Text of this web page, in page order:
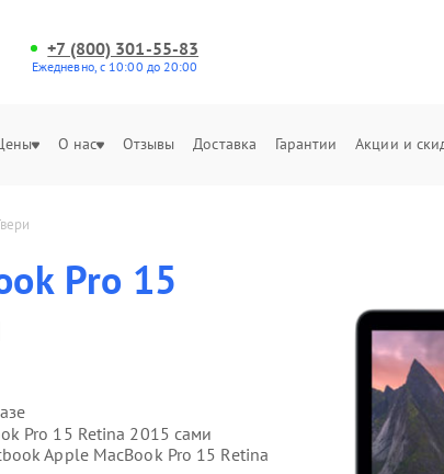
+7 (800) 301-55-83
Ежедневно, с 10:00 до 20:00
О нас Отзывы Доставка Гарантии Акции и
Pro 15
Pro 15 Retina 2015 сами
Apple MacBook Pro 15 Retina